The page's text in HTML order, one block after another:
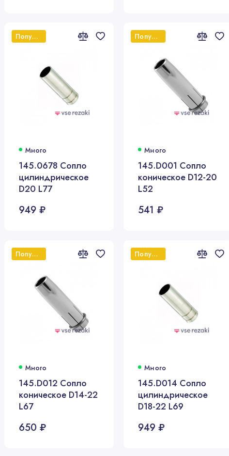
Популярный
Много
145.0678 Сопло
цилиндрическое
D20 L77
949 ₽
Популярный
Много
145.D001 Сопло
коническое D12-20
L52
541 ₽
Популярный
Много
145.D012 Сопло
коническое D14-22
L67
650 ₽
Популярный
Много
145.D014 Сопло
цилиндрическое
D18-22 L69
949 ₽